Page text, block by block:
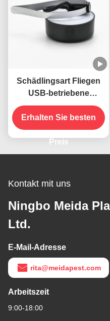
Schädlingsart Fliegen
USB-betriebene
Klapphals hängende
Insekten
Abwehrventilator für
Tische
Erhalten Sie besten
Preis
Kontakt mit uns
Ningbo Meida
Ltd.
E-Mail-Adresse
rita@meidapest.com
Arbeitszeit
9:00-18:00